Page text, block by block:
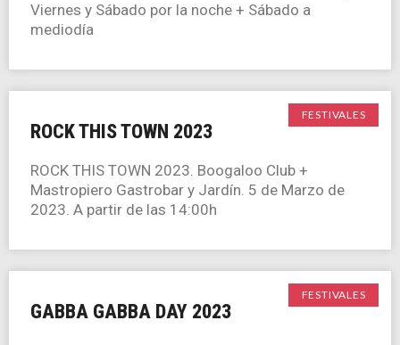
Viernes y Sábado por la noche + Sábado a
mediodía
FESTIVALES
ROCK THIS TOWN 2023
ROCK THIS TOWN 2023. Boogaloo Club +
Mastropiero Gastrobar y Jardín. 5 de Marzo de
2023. A partir de las 14:00h
FESTIVALES
GABBA GABBA DAY 2023